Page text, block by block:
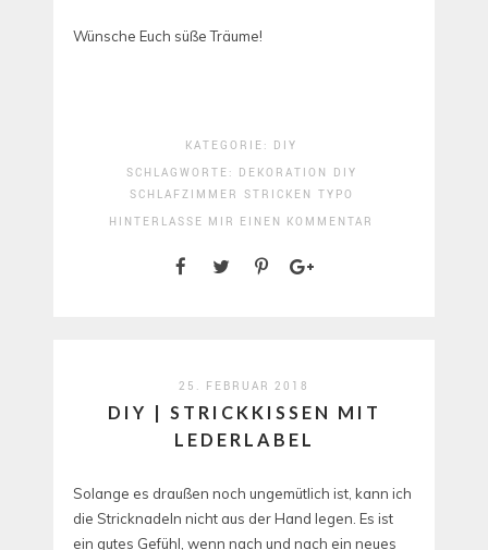
Wünsche Euch süße Träume!
KATEGORIE: DIY
SCHLAGWORTE: DEKORATION
DIY
SCHLAFZIMMER
STRICKEN TYPO
HINTERLASSE MIR EINEN KOMMENTAR
25. FEBRUAR 2018
DIY | STRICKKISSEN MIT
LEDERLABEL
Solange es draußen noch ungemütlich ist, kann ich
die Stricknadeln nicht aus der Hand legen. Es ist
ein gutes Gefühl, wenn nach und nach ein neues